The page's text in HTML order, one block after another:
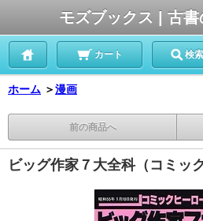
モズブックス | 古
カート 検索
ホーム ＞漫画
前の商品へ
ビッグ作家７大全科（コミッ